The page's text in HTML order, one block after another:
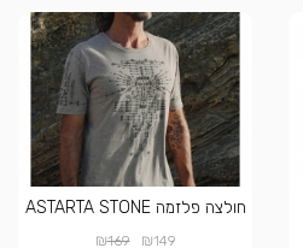
חולצה פלזמה ASTARTA STONE
₪149
₪169